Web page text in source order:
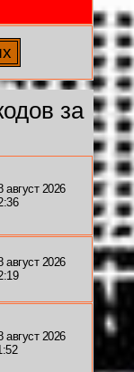
за
август 2026
август 2026
август 2026